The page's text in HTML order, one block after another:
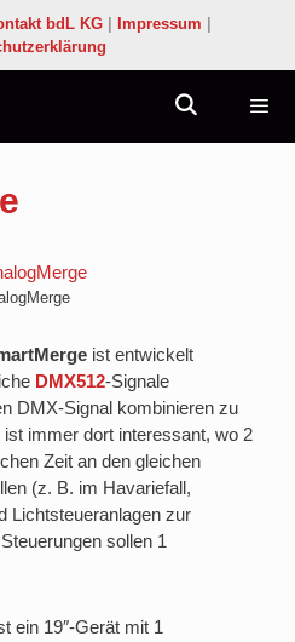
bdL KG Impressum
ist entwickelt
DMX512-Signale
DMX-Signal kombinieren zu
immer dort interessant, wo 2
Zeit an den gleichen
(z. B. im Havariefall,
Lichtsteueranlagen zur
sollen 1
ein 19″-Gerät mit 1